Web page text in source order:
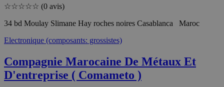
☆☆☆☆☆ (0 avis)
34 bd Moulay Slimane Hay roches noires Casablanca Maroc
Electronique (composants: grossistes)
Compagnie Marocaine De Métaux Et
D'entreprise ( Comameto )